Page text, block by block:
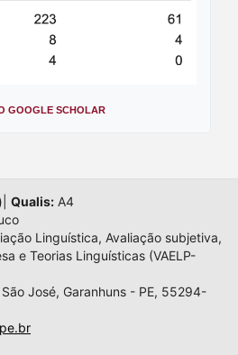
GOOGLE SCHOLAR
Qualis:A4
Linguística, Avaliação subjetiva,
e Teorias Linguísticas (VAELP-
José, Garanhuns - PE, 55294-